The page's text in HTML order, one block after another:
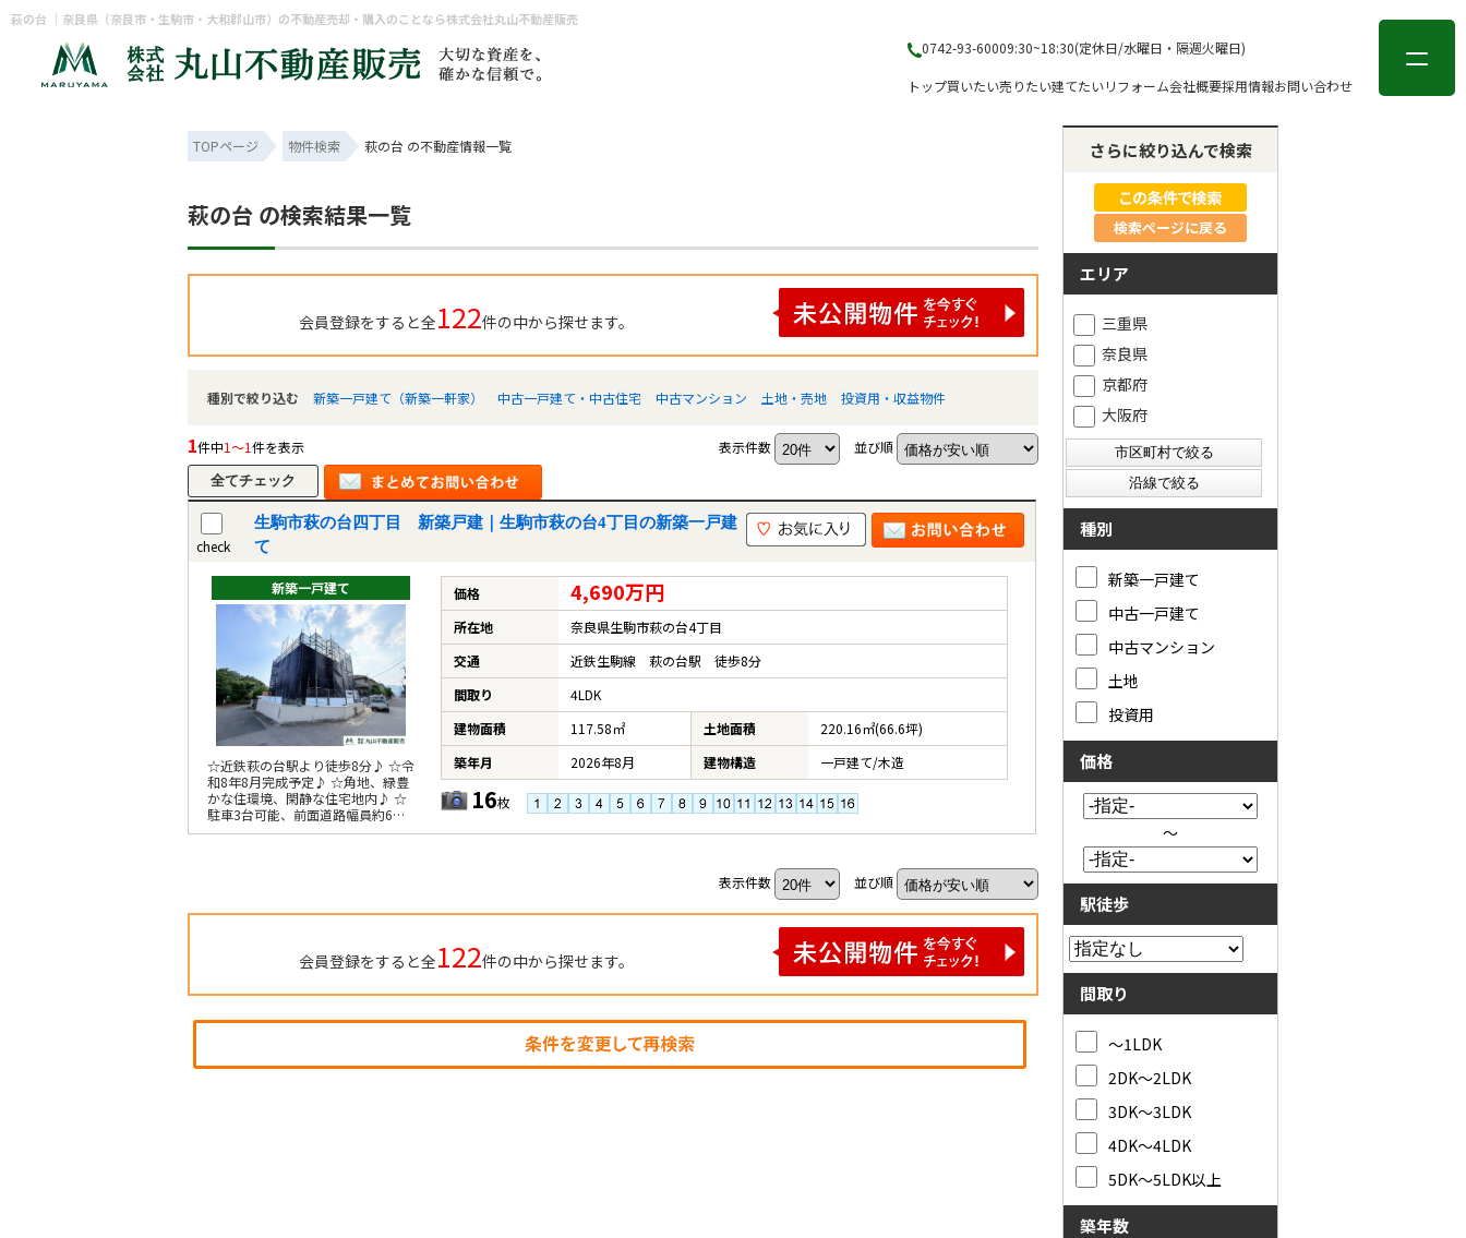
萩の台 ｜奈良県（奈良市・生駒市・大和郡山市）の不動産売却・購入のことなら株式会社丸山不動産販売
0742-93-60009:30~18:30(定休日/水曜日・隔週火曜日)
トップ買いたい売りたい建てたいリフォーム会社概要採用情報お問い合わせ
会員登録 ログイン
TOPページ 物件検索 萩の台 の不動産情報一覧
萩の台 の検索結果一覧
会員登録をすると全122件の中から探せます。
種別で絞り込む 新築一戸建て（新築一軒家） 中古一戸建て・中古住宅 中古マンション 土地・売地 投資用・収益物件
1件中1～1件を表示 表示件数 並び順
check
生駒市萩の台四丁目 新築戸建｜生駒市萩の台4丁目の新築一戸建
て
新築一戸建て
☆近鉄萩の台駅より徒歩8分♪ ☆令
和8年8月完成予定♪ ☆角地、緑豊
かな住環境、閑静な住宅地内♪ ☆
駐車3台可能、前面道路幅員約6ｍ
♪ ☆角地で採光良好
価格 4,690万円
所在地
奈良県生駒市萩の台4丁目
交通
近鉄生駒線 萩の台駅 徒歩8分
間取り
4LDK
建物面積
117.58㎡ 土地面積
220.16㎡(66.6坪)
築年月
2026年8月 建物構造 一戸建て/木造
16枚
表示件数 並び順
会員登録をすると全122件の中から探せます。
さらに絞り込んで検索
検索ページに戻る
エリア
三重県
奈良県
京都府
大阪府
種別
新築一戸建て
中古一戸建て
中古マンション
土地
投資用
価格
～
駅徒歩
間取り
～1LDK
2DK～2LDK
3DK～3LDK
4DK～4LDK
5DK～5LDK以上
築年数